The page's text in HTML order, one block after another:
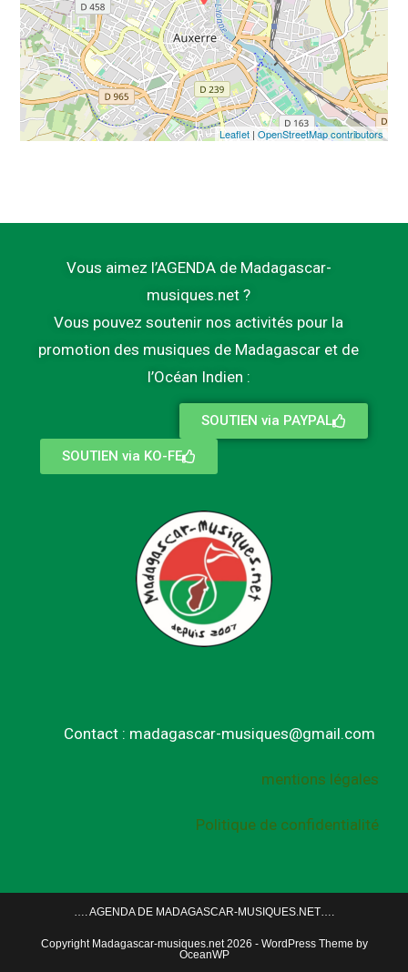
Leaflet| OpenStreetMap contributors
Vous aimez l’AGENDA de Madagascar-
musiques.net ?
Vous pouvez soutenir nos activités pour la
promotion des musiques de Madagascar et de
l’Océan Indien :
SOUTIEN via PAYPAL
SOUTIEN via KO-FE
Contact : madagascar-musiques@gmail.com
mentions légales
Politique de confidentialité
…. AGENDA DE MADAGASCAR-MUSIQUES.NET….
Copyright Madagascar-musiques.net 2026 - WordPress Theme by
OceanWP